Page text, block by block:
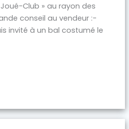
Club » au rayon des
conseil au vendeur :-
invité à un bal costumé le